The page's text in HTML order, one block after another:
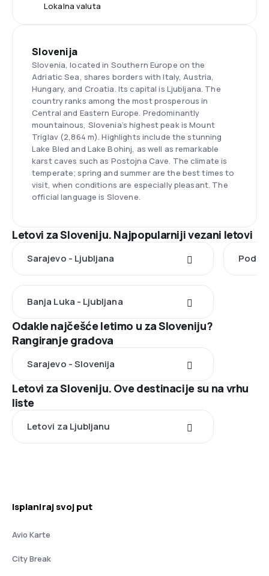
Lokalna valuta
Slovenija
Slovenia, located in Southern Europe on the
Adriatic Sea, shares borders with Italy, Austria,
Hungary, and Croatia. Its capital is Ljubljana. The
country ranks among the most prosperous in
Central and Eastern Europe. Predominantly
mountainous, Slovenia’s highest peak is Mount
Triglav (2,864 m). Highlights include the stunning
Lake Bled and Lake Bohinj, as well as remarkable
karst caves such as Postojna Cave. The climate is
temperate; spring and summer are the best times to
visit, when conditions are especially pleasant. The
official language is Slovene.
Letovi za Sloveniju. Najpopularniji vezani letovi
Sarajevo - Ljubljana
Banja Luka - Ljubljana
Odakle najčešće letimo u za Sloveniju?
Rangiranje gradova
Sarajevo - Slovenija
Letovi za Sloveniju. Ove destinacije su na vrhu
liste
Letovi za Ljubljanu
Isplaniraj svoj put
Avio Karte
City Break